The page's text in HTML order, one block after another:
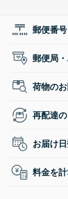
郵便番
郵便局
荷物の
再配達
お届け
料金を